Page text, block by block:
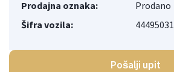
Prodajna oznaka:
Prodano
Šifra vozila:
44495031
Pošalji upit